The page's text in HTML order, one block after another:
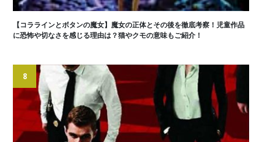
【コララインとボタンの魔女】魔女の正体とその後を徹底考察！児童作品
に恐怖や切なさを感じる理由は？猫やクモの意味もご紹介！
8